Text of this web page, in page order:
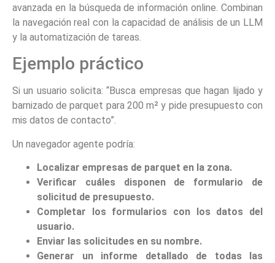
avanzada en la búsqueda de información online. Combinan
la navegación real con la capacidad de análisis de un LLM
y la automatización de tareas.
Ejemplo práctico
Si un usuario solicita: “Busca empresas que hagan lijado y
barnizado de parquet para 200 m² y pide presupuesto con
mis datos de contacto”.
Un navegador agente podría:
Localizar empresas de parquet en la zona.
Verificar cuáles disponen de formulario de
solicitud de presupuesto.
Completar los formularios con los datos del
usuario.
Enviar las solicitudes en su nombre.
Generar un informe detallado de todas las